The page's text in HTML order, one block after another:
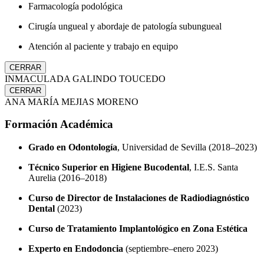
Farmacología podológica
Cirugía ungueal y abordaje de patología subungueal
Atención al paciente y trabajo en equipo
CERRAR
INMACULADA GALINDO TOUCEDO
CERRAR
ANA MARÍA MEJIAS MORENO
Formación Académica
Grado en Odontología, Universidad de Sevilla (2018–2023)
Técnico Superior en Higiene Bucodental, I.E.S. Santa
Aurelia (2016–2018)
Curso de Director de Instalaciones de Radiodiagnóstico
Dental (2023)
Curso de Tratamiento Implantológico en Zona Estética
Experto en Endodoncia (septiembre–enero 2023)